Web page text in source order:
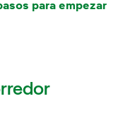
para empezar